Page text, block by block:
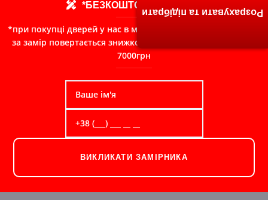
*БЕЗКОШТОВНИЙ ЗАМІР
*при покупці дверей у нас в магазині, сума сплачена Вами
за замір повертається знижкою в чек при замовленні від
7000грн
ВИКЛИКАТИ ЗАМІРНИКА
Розрахувати та підібрати